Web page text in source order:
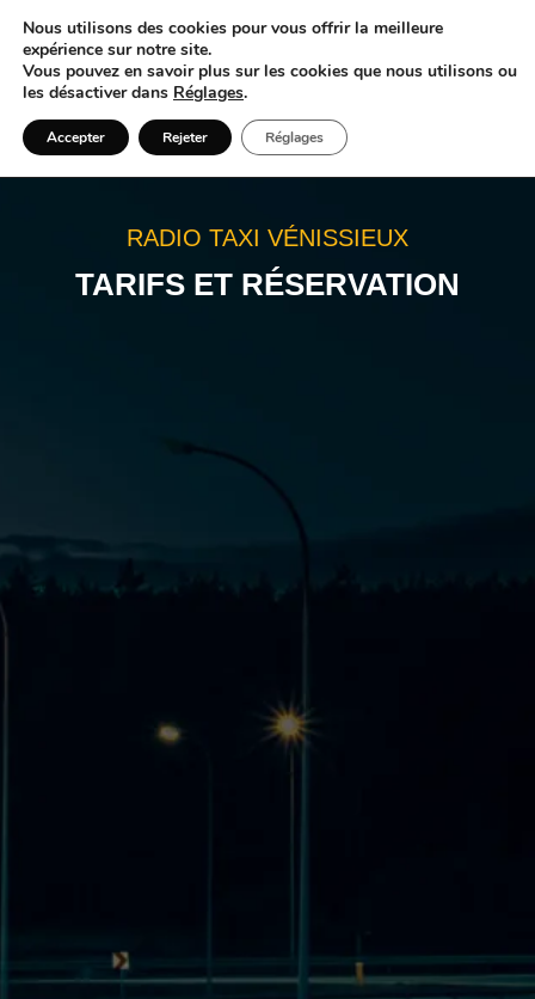
Chauffeur disponible immédiatement au Sud de Lyon &
Vénissieux —Appeler le 06 71 95 54 33
RADIO TAXI VÉNISSIEUX
TARIFS ET RÉSERVATION
Nous utilisons des cookies pour vous offrir la meilleure
expérience sur notre site.
Vous pouvez en savoir plus sur les cookies que nous utilisons ou
les désactiver dans Réglages.
Accepter Rejeter Réglages